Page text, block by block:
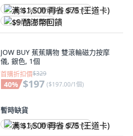
满 $1,500 再省 $75 (王道卡)
$9 酷澎幣回饋
JOW BUY 蕉蕉購物 雙滾輪磁力按摩
儀, 銀色, 1個
首購折扣價$329
40% $197 ($197.00/1個)
暫時缺貨
满 $1,500 再省 $75 (王道卡)